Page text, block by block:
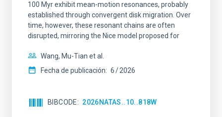
100 Myr exhibit mean-motion resonances, probably
established through convergent disk migration. Over
time, however, these resonant chains are often
disrupted, mirroring the Nice model proposed for
Wang, Mu-Tian et al.
Fecha de publicación: 6 2026
BIBCODE 2026NATAS..10..818W